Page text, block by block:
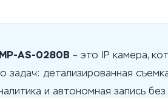
AS-0280B – это IP камера,
задач: детализированная
и автономная запись